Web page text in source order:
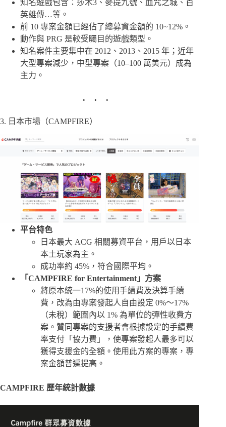
知名遊戲包含：莎木3、麥提九號、血咒之城、百
英雄傳…等。
前 10 專案金額已經佔了總募資金額的 10~12%。
動作與 PRG 是較受矚目的遊戲類型。
知名案件主要集中在 2012、2013、2015 年；近年
大型專案減少，中型專案（10–100 萬美元）成為
主力。
3. 日本市場（CAMPFIRE）
平台特色
日本最大 ACG 相關募資平台，用戶以日本
本土玩家為主。
成功率約 45%，符合國際平均。
「CAMPFIRE for Entertainment」方案
將原本統一17%的使用手續費及決算手續
費，改為由專案發起人自由設定 0%〜17%
（未稅）範圍內以 1% 為單位的彈性收費方
案。贊同專案的支援者會根據設定的手續費
率支付「協力費」，使專案發起人最多可以
獲得支援金的全額。使用此方案的專案，專
案金額普遍提高。
CAMPFIRE 歷年統計數據